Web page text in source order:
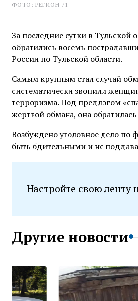
ФОТО: РЕГИОН 71
За последние сутки в Тульской
обратились восемь
России по Тульской области.
Самым крупным стал случай
систематически звонили
терроризма. Под предлогом
жертвой обмана, она
Возбуждено уголовное дело по
быть бдительными и не
Настройте свою ленту
Другие новости